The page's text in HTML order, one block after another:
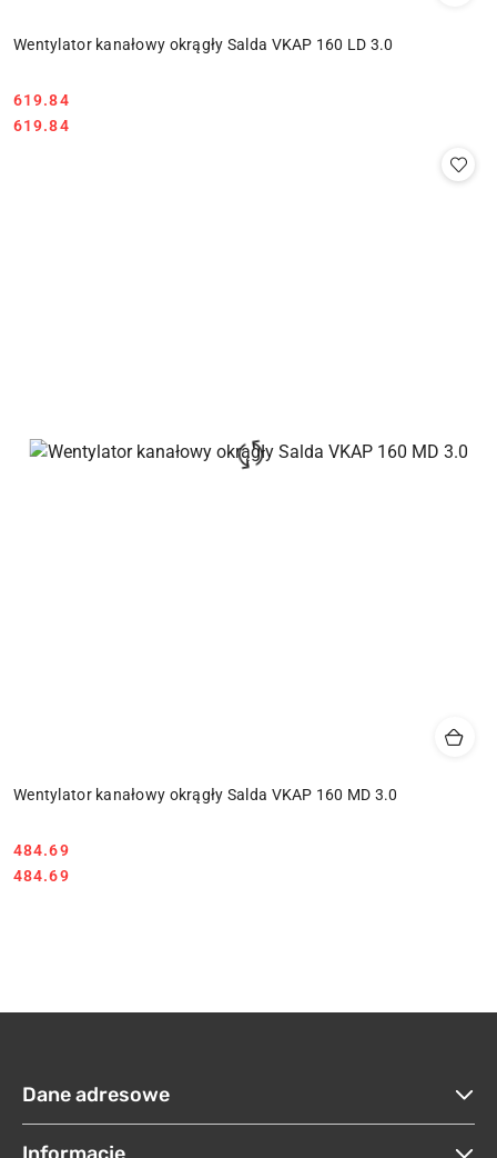
Wentylator kanałowy okrągły Salda VKAP 160 LD 3.0
Cena:
619.84
Cena:
619.84
Wentylator kanałowy okrągły Salda VKAP 160 MD 3.0
Cena:
484.69
Cena:
484.69
Dane adresowe